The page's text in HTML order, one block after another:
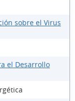
sobre el Virus
el Desarrollo